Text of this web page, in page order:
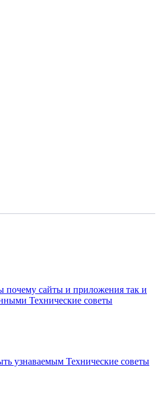
сайты и приложения так и
Технические советы
узнаваемым Технические советы